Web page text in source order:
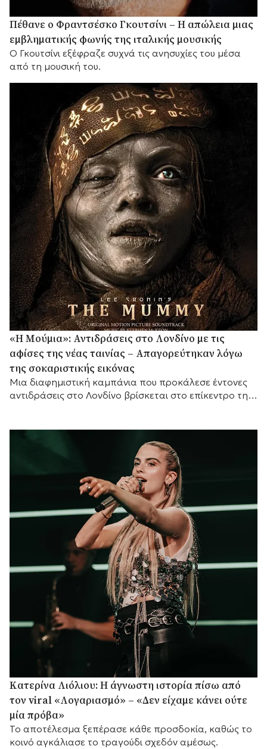
Πέθανε ο Φραντσέσκο Γκουτσίνι – Η απώλεια μιας
εμβληματικής φωνής της ιταλικής μουσικής
Ο Γκουτσίνι εξέφραζε συχνά τις ανησυχίες του μέσα
από τη μουσική του.
«Η Μούμια»: Αντιδράσεις στο Λονδίνο με τις
αφίσες της νέας ταινίας – Απαγορεύτηκαν λόγω
της σοκαριστικής εικόνας
Μια διαφημιστική καμπάνια που προκάλεσε έντονες
αντιδράσεις στο Λονδίνο βρίσκεται στο επίκεντρο της
Κατερίνα Λιόλιου: Η άγνωστη ιστορία πίσω από
τον viral «Λογαριασμό» – «Δεν είχαμε κάνει ούτε
μία πρόβα»
Το αποτέλεσμα ξεπέρασε κάθε προσδοκία, καθώς το
κοινό αγκάλιασε το τραγούδι σχεδόν αμέσως.